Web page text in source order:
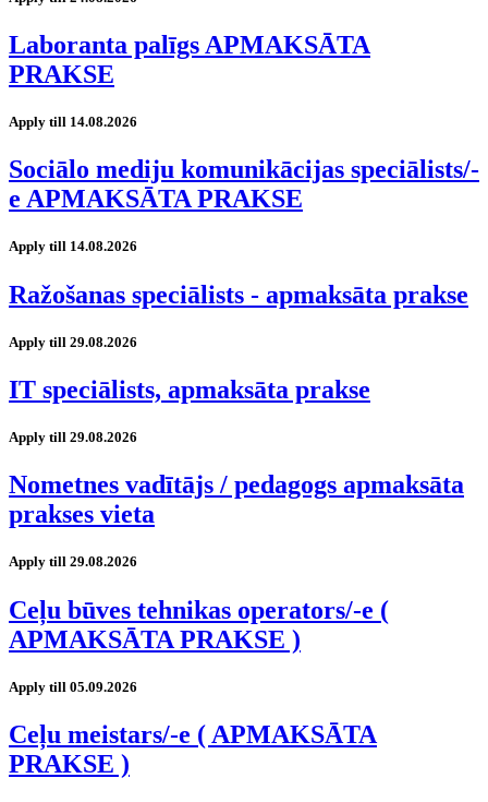
Laboranta palīgs APMAKSĀTA
PRAKSE
Apply till 14.08.2026
Sociālo mediju komunikācijas speciālists/-
e APMAKSĀTA PRAKSE
Apply till 14.08.2026
Ražošanas speciālists - apmaksāta prakse
Apply till 29.08.2026
IT speciālists, apmaksāta prakse
Apply till 29.08.2026
Nometnes vadītājs / pedagogs apmaksāta
prakses vieta
Apply till 29.08.2026
Ceļu būves tehnikas operators/-e (
APMAKSĀTA PRAKSE )
Apply till 05.09.2026
Ceļu meistars/-e ( APMAKSĀTA
PRAKSE )